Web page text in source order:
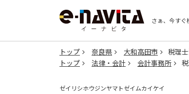
さぁ、今すぐ
トップ 奈良県 大和高田市
税理
トップ
法律・会計 会計事務所
ゼイリシホウジンヤマトゼイムカイケイ